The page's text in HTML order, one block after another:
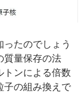
たのでしょう
質量保存の法
トンによる倍数
子の組み換えで